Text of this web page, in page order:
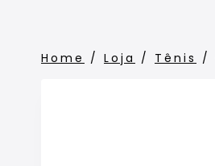
Home / Loja / Tênis /